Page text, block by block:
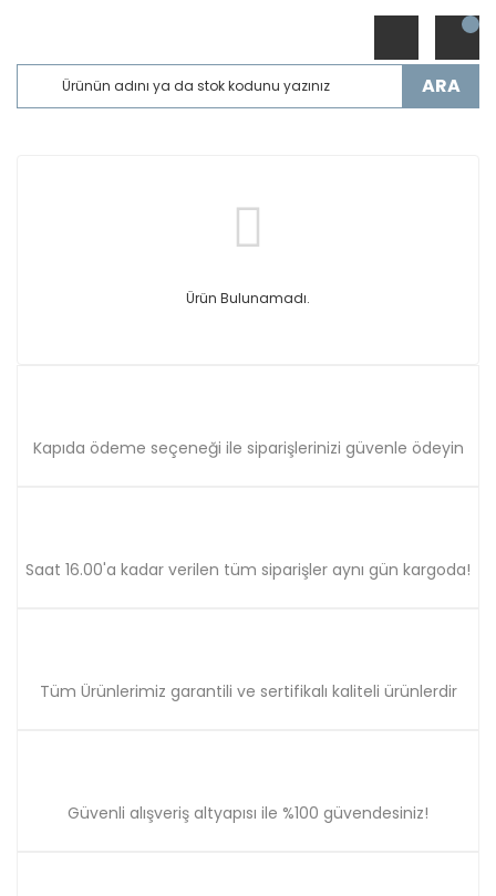
ARA
Ürün Bulunamadı.
Kapıda ödeme seçeneği ile siparişlerinizi güvenle ödeyin
Saat 16.00'a kadar verilen tüm siparişler aynı gün kargoda!
Tüm Ürünlerimiz garantili ve sertifikalı kaliteli ürünlerdir
Güvenli alışveriş altyapısı ile %100 güvendesiniz!